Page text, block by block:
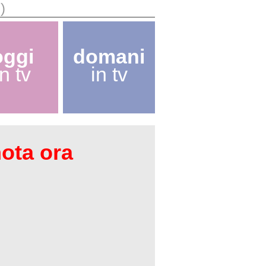
tv
domani
in tv
ora